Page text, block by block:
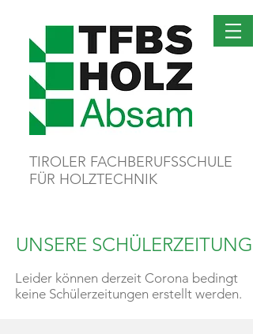
TIROLER FACHBERUFSSCHULE
FÜR HOLZTECHNIK
UNSERE SCHÜLERZEITUNG
Leider können derzeit Corona bedingt
keine Schülerzeitungen erstellt werden.